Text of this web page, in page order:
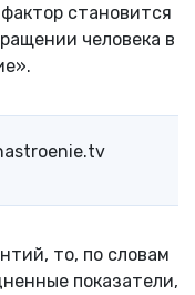
становится
человека в
то, по словам
показатели,